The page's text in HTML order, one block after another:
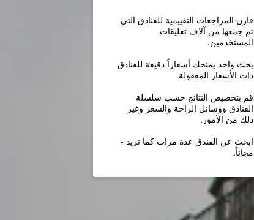
قارن المراجعات التقييمية للفنادق التي
تم جمعها من آلاف تعليقات
المستخدمين.
بحث واحد يمنحك أسعاراً دقيقة للفنادق
ذات الأسعار المعقولة.
قم بتخصيص النتائج حسب سلسلة
الفنادق ووسائل الراحة والسعر وغير
ذلك من الأمور.
ابحث عن الفندق عدة مرات كما تريد -
مجاناً.